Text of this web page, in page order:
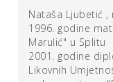
svake pojedine
na prozirnim
koji tek kada se
sliku. Svaki od
naslikan, zatim su
Nataša Ljubetić ,
1996. godine
Marulić" u Splitu
2001. godine
Likovnih